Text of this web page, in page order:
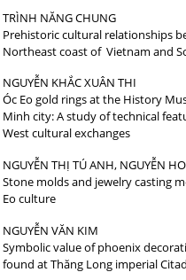
TRÌNH NĂNG CHUNG
Prehistoric cultural relationships
Northeast coast of Vietnam and
NGUYỄN KHẮC XUÂN THI
Óc Eo gold rings at the History
Minh city: A study of technical
West cultural exchanges
NGUYỄN THỊ TÚ ANH, NGUYỄN
Stone molds and jewelry casting
Eo culture
NGUYỄN VĂN KIM
Symbolic value of phoenix
found at Thăng Long imperial